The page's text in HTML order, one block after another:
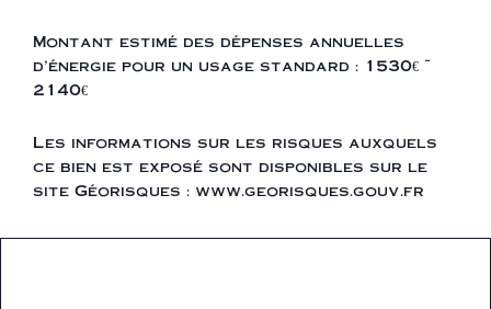
Montant estimé des dépenses annuelles
d'énergie pour un usage standard : 1530€ ~
2140€
Les informations sur les risques auxquels
ce bien est exposé sont disponibles sur le
site Géorisques : www.georisques.gouv.fr